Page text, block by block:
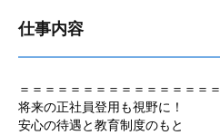
仕事内容
＝＝＝＝＝＝＝＝＝＝＝＝＝＝＝＝
将来の正社員登用も視野に！
安心の待遇と教育制度のもと